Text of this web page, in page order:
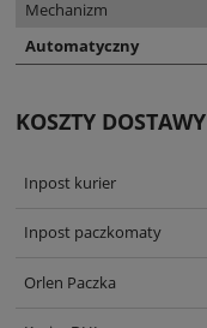
Mechanizm
Automatyczny
KOSZTY DOSTAWY
Inpost kurier
Inpost paczkomaty
Orlen Paczka